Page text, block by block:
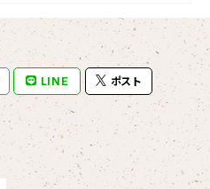
LINE ポスト